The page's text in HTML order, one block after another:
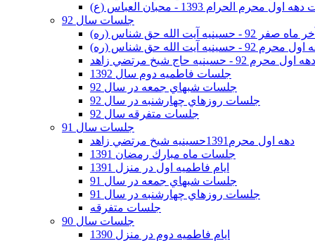
محرم الحرام 1393 - محبان العباس (ع)
جلسات سال 92
92 - حسينيه آيت الله حق شناس (ره)
92 - حسينيه آيت الله حق شناس (ره)
دهه اول محرم 92 - حسينيه حاج شيخ مرتضي زاهد
جلسات فاطميه دوم سال 1392
جلسات شبهاي جمعه در سال 92
جلسات روزهاي چهارشنبه در سال 92
جلسات متفرقه سال 92
جلسات سال 91
دهه اول محرم1391حسينيه شيخ مرتضي زاهد
جلسات ماه مبارك رمضان 1391
ايام فاطميه اول در منزل 1391
جلسات شبهاي جمعه در سال 91
جلسات روزهاي چهارشنبه در سال 91
جلسات متفرقه
جلسات سال 90
ایام فاطمیه دوم در منزل 1390